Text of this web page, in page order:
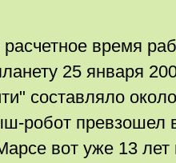
расчетное время
25 января
составляло
робот превзошел
вот уже 13